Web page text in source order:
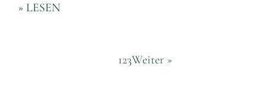
» LESEN
123Weiter »